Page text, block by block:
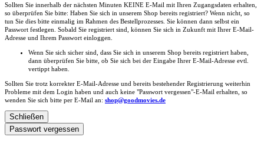
Sollten Sie innerhalb der nächsten Minuten KEINE E-Mail mit Ihren Zugangsdaten erhalten,
so überprüfen Sie bitte: Haben Sie sich in unserem Shop bereits registriert? Wenn nicht, so
tun Sie dies bitte einmalig im Rahmen des Bestellprozesses. Sie können dann selbst ein
Passwort festlegen. Sobald Sie registriert sind, können Sie sich in Zukunft mit Ihrer E-Mail-
Adresse und Ihrem Passwort einloggen.
Wenn Sie sich sicher sind, dass Sie sich in unserem Shop bereits registriert haben,
dann überprüfen Sie bitte, ob Sie sich bei der Eingabe Ihrer E-Mail-Adresse evtl.
vertippt haben.
Sollten Sie trotz korrekter E-Mail-Adresse und bereits bestehender Registrierung weiterhin
Probleme mit dem Login haben und auch keine "Passwort vergessen"-E-Mail erhalten, so
wenden Sie sich bitte per E-Mail an: shop@goodmovies.de
Schließen
Passwort vergessen